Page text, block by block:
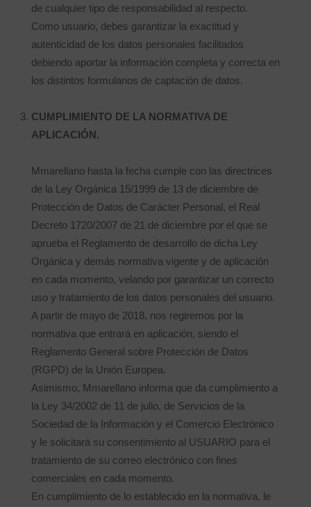
de cualquier tipo de responsabilidad al respecto.
Como usuario, debes garantizar la exactitud y
autenticidad de los datos personales facilitados
debiendo aportar la información completa y correcta en
los distintos formularios de captación de datos.
CUMPLIMIENTO DE LA NORMATIVA DE
APLICACIÓN.
Mmarellano hasta la fecha cumple con las directrices
de la Ley Orgánica 15/1999 de 13 de diciembre de
Protección de Datos de Carácter Personal, el Real
Decreto 1720/2007 de 21 de diciembre por el que se
aprueba el Reglamento de desarrollo de dicha Ley
Orgánica y demás normativa vigente y de aplicación
en cada momento, velando por garantizar un correcto
uso y tratamiento de los datos personales del usuario.
A partir de mayo de 2018, nos regiremos por la
normativa que entrará en aplicación, siendo el
Reglamento General sobre Protección de Datos
(RGPD) de la Unión Europea.
Asimismo, Mmarellano informa que da cumplimiento a
la Ley 34/2002 de 11 de julio, de Servicios de la
Sociedad de la Información y el Comercio Electrónico
y le solicitará su consentimiento al USUARIO para el
tratamiento de su correo electrónico con fines
comerciales en cada momento.
En cumplimiento de lo establecido en la normativa, le